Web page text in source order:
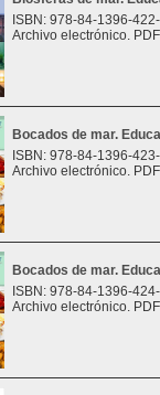
ISBN: 978-84-1396-
Archivo electrónico.
Bocados de mar.
ISBN: 978-84-1396-
Archivo electrónico.
Bocados de mar.
ISBN: 978-84-1396-
Archivo electrónico.